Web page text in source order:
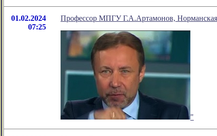
01.02.2024
07:25
Профессор МПГУ Г.А.Артамонов, Норманская
"